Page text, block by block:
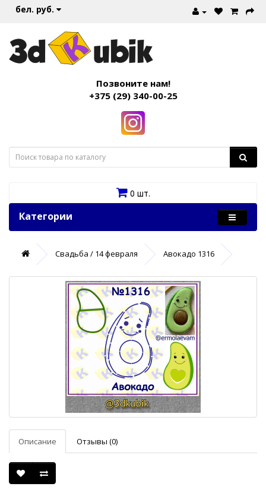
бел. руб.
Позвоните нам!
+375 (29) 340-00-25
0 шт.
Категории
Свадьба / 14 февраля Авокадо 1316
Описание Отзывы (0)